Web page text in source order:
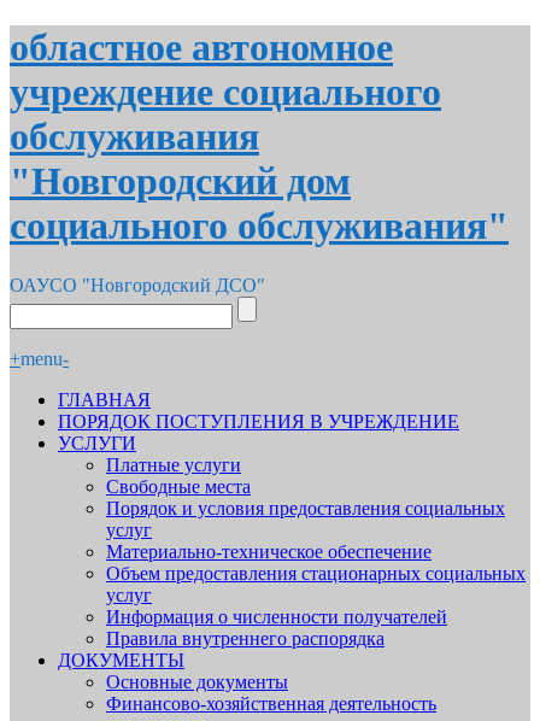
областное автономное
учреждение социального
обслуживания
"Новгородский дом
социального обслуживания"
ОАУСО "Новгородский ДСО"
+menu-
ГЛАВНАЯ
ПОРЯДОК ПОСТУПЛЕНИЯ В УЧРЕЖДЕНИЕ
УСЛУГИ
Платные услуги
Свободные места
Порядок и условия предоставления социальных
услуг
Материально-техническое обеспечение
Объем предоставления стационарных социальных
услуг
Информация о численности получателей
Правила внутреннего распорядка
ДОКУМЕНТЫ
Основные документы
Финансово-хозяйственная деятельность